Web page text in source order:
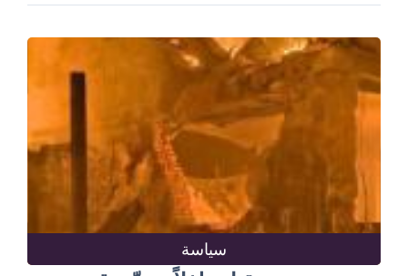
سياسة